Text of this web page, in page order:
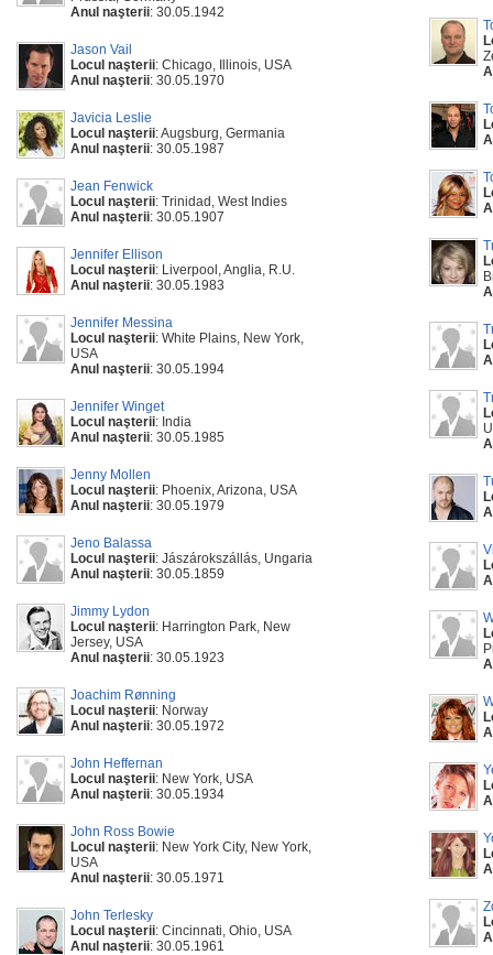
Anul naşterii: 30.05.1942
Jason Vail
Locul naşterii: Chicago, Illinois, USA
Anul naşterii: 30.05.1970
Javicia Leslie
Locul naşterii: Augsburg, Germania
Anul naşterii: 30.05.1987
Jean Fenwick
Locul naşterii: Trinidad, West Indies
Anul naşterii: 30.05.1907
Jennifer Ellison
Locul naşterii: Liverpool, Anglia, R.U.
Anul naşterii: 30.05.1983
Jennifer Messina
Locul naşterii: White Plains, New York,
USA
Anul naşterii: 30.05.1994
Jennifer Winget
Locul naşterii: India
Anul naşterii: 30.05.1985
Jenny Mollen
Locul naşterii: Phoenix, Arizona, USA
Anul naşterii: 30.05.1979
Jeno Balassa
Locul naşterii: Jászárokszállás, Ungaria
Anul naşterii: 30.05.1859
Jimmy Lydon
Locul naşterii: Harrington Park, New
Jersey, USA
Anul naşterii: 30.05.1923
Joachim Rønning
Locul naşterii: Norway
Anul naşterii: 30.05.1972
John Heffernan
Locul naşterii: New York, USA
Anul naşterii: 30.05.1934
John Ross Bowie
Locul naşterii: New York City, New York,
USA
Anul naşterii: 30.05.1971
John Terlesky
Locul naşterii: Cincinnati, Ohio, USA
Anul naşterii: 30.05.1961